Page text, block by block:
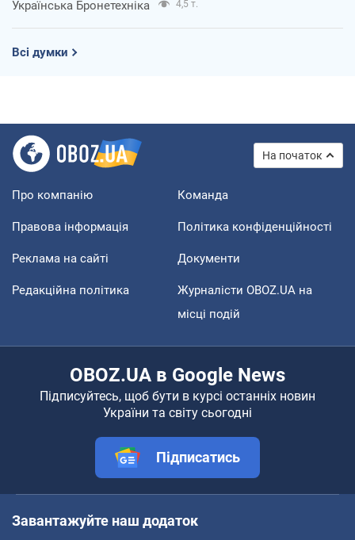
Українська Бронетехніка 4,5 т.
Всі думки
На початок
Про компанію Команда
Правова інформація Політика конфіденційності
Реклама на сайті Документи
Редакційна політика
Журналісти OBOZ.UA на
місці подій
OBOZ.UA в Google News
Підписуйтесь, щоб бути в курсі останніх новин
України та світу сьогодні
Підписатись
Завантажуйте наш додаток